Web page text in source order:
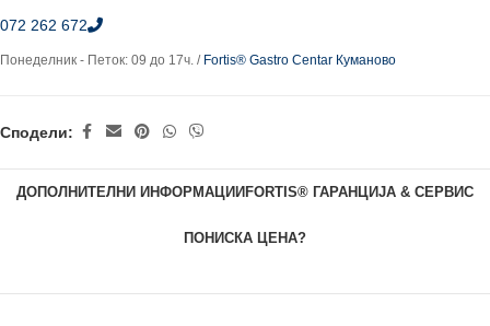
072 262 672
Понеделник - Петок: 09 до 17ч. / Fortis® Gastro Centar Куманово
Сподели:
ДОПОЛНИТЕЛНИ ИНФОРМАЦИИFORTIS® ГАРАНЦИЈА & СЕРВИС
ПОНИСКА ЦЕНА?